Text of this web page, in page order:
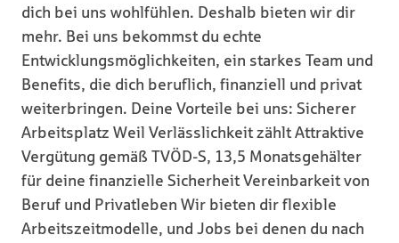
dich bei uns wohlfühlen. Deshalb bieten wir dir
mehr. Bei uns bekommst du echte
Entwicklungsmöglichkeiten, ein starkes Team und
Benefits, die dich beruflich, finanziell und privat
weiterbringen. Deine Vorteile bei uns: Sicherer
Arbeitsplatz Weil Verlässlichkeit zählt Attraktive
Vergütung gemäß TVÖD-S, 13,5 Monatsgehälter
für deine finanzielle Sicherheit Vereinbarkeit von
Beruf und Privatleben Wir bieten dir flexible
Arbeitszeitmodelle, und Jobs bei denen du nach